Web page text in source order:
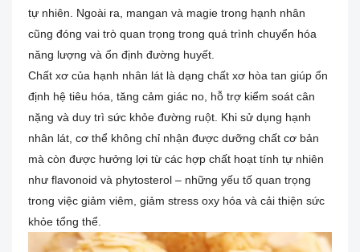
tự nhiên. Ngoài ra, mangan và magie trong hạnh nhân
cũng đóng vai trò quan trọng trong quá trình chuyển hóa
năng lượng và ổn định đường huyết.
Chất xơ của hạnh nhân lát là dạng chất xơ hòa tan giúp ổn
định hệ tiêu hóa, tăng cảm giác no, hỗ trợ kiểm soát cân
nặng và duy trì sức khỏe đường ruột. Khi sử dụng hạnh
nhân lát, cơ thể không chỉ nhận được dưỡng chất cơ bản
mà còn được hưởng lợi từ các hợp chất hoạt tính tự nhiên
như flavonoid và phytosterol – những yếu tố quan trọng
trong việc giảm viêm, giảm stress oxy hóa và cải thiện sức
khỏe tổng thể.